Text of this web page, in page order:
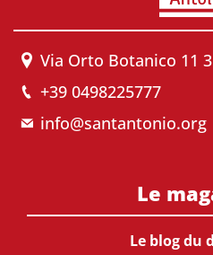
Via Orto Botanico 11
+39 0498225777
info@santantonio.org
Le
Le blog du